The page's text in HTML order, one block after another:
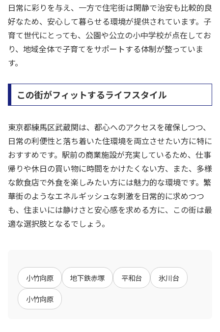
日常に彩りを与え、一方で住宅街は閑静で治安も比較的良
好なため、安心して暮らせる環境が提供されています。子
育て世代にとっても、公園や公立の小中学校が点在してお
り、地域全体で子育てをサポートする体制が整っていま
す。
この街がフィットするライフスタイル
東京都練馬区武蔵関は、都心へのアクセスを確保しつつ、
日常の利便性と落ち着いた住環境を両立させたい方に特に
おすすめです。駅前の商業施設が充実しているため、仕事
帰りや休日の買い物に時間をかけたくない方、また、多様
な飲食店で外食を楽しみたい方には魅力的な環境です。繁
華街のようなエネルギッシュな刺激を日常的に求めつつ
も、住まいには静けさと安心感を求める方に、この街は最
適な選択肢となるでしょう。
小竹向原 地下鉄赤塚 平和台 氷川台
小竹向原